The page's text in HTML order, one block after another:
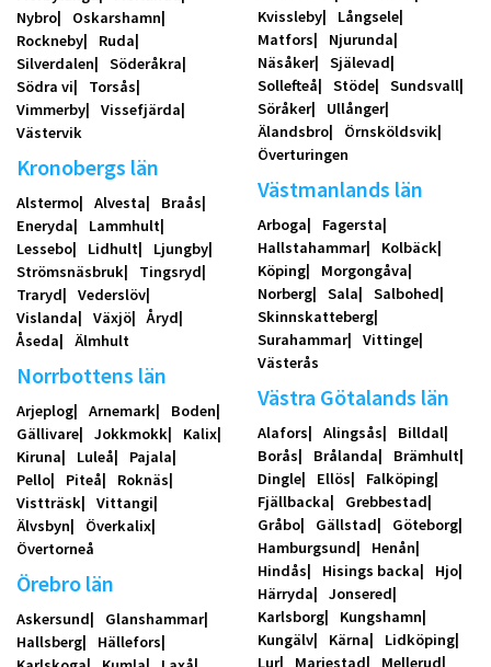
Nybro
Oskarshamn
Rockneby
Ruda
Silverdalen
Söderåkra
Södra vi
Torsås
Vimmerby
Vissefjärda
Västervik
Kronobergs län
Alstermo Alvesta
Braås
Eneryda
Lammhult
Lessebo
Lidhult
Ljungby
Strömsnäsbruk
Tingsryd
Traryd
Vederslöv
Vislanda
Växjö
Åryd
Åseda
Älmhult
Norrbottens län
Arjeplog Arnemark
Boden
Gällivare
Jokkmokk
Kalix
Kiruna
Luleå
Pajala
Pello
Piteå
Roknäs
Vistträsk
Vittangi
Älvsbyn
Överkalix
Övertorneå
Örebro län
Askersund
Glanshammar
Hallsberg
Hällefors
Kvissleby
Långsele
Matfors
Njurunda
Näsåker
Själevad
Sollefteå
Stöde
Sundsvall
Söråker
Ullånger
Älandsbro
Örnsköldsvik
Överturingen
Västmanlands län
Arboga
Fagersta
Hallstahammar
Kolbäck
Köping
Morgongåva
Norberg
Sala
Salbohed
Skinnskatteberg
Surahammar
Vittinge
Västerås
Västra Götalands län
Alafors Alingsås
Billdal
Borås
Brålanda
Brämhult
Dingle
Ellös
Falköping
Fjällbacka
Grebbestad
Gråbo
Gällstad
Göteborg
Hamburgsund
Henån
Hindås
Hisings backa
Hjo
Härryda
Jonsered
Karlsborg
Kungshamn
Kungälv
Kärna
Lidköping
Lur
Mariestad
Mellerud